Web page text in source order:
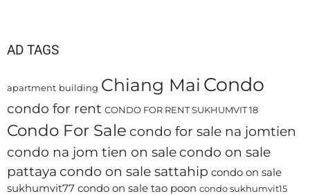
AD TAGS
apartment building Chiang Mai Condo
condo for rent CONDO FOR RENT SUKHUMVIT 18
Condo For Sale condo for sale na jomtien
condo na jom tien on sale condo on sale
pattaya condo on sale sattahip condo on sale
sukhumvit77 condo on sale tao poon condo sukhumvit15